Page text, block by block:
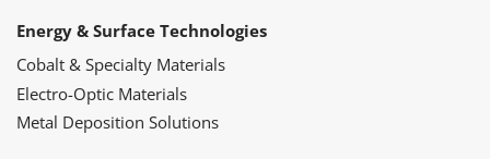
Energy & Surface Technologies
Cobalt & Specialty Materials
Electro-Optic Materials
Metal Deposition Solutions